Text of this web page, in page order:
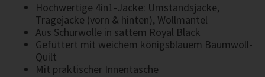
Hochwertige 4in1-Jacke: Umstandsjacke,
Tragejacke (vorn & hinten), Wollmantel
Aus Schurwolle in sattem Royal Black
Gefüttert mit weichem königsblauem Baumwoll-
Quilt
Mit praktischer Innentasche